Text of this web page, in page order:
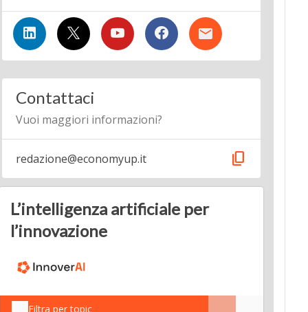
Contattaci
Vuoi maggiori informazioni?
redazione@economyup.it content_copy
L’intelligenza artificiale per
l’innovazione
Filtra per topic